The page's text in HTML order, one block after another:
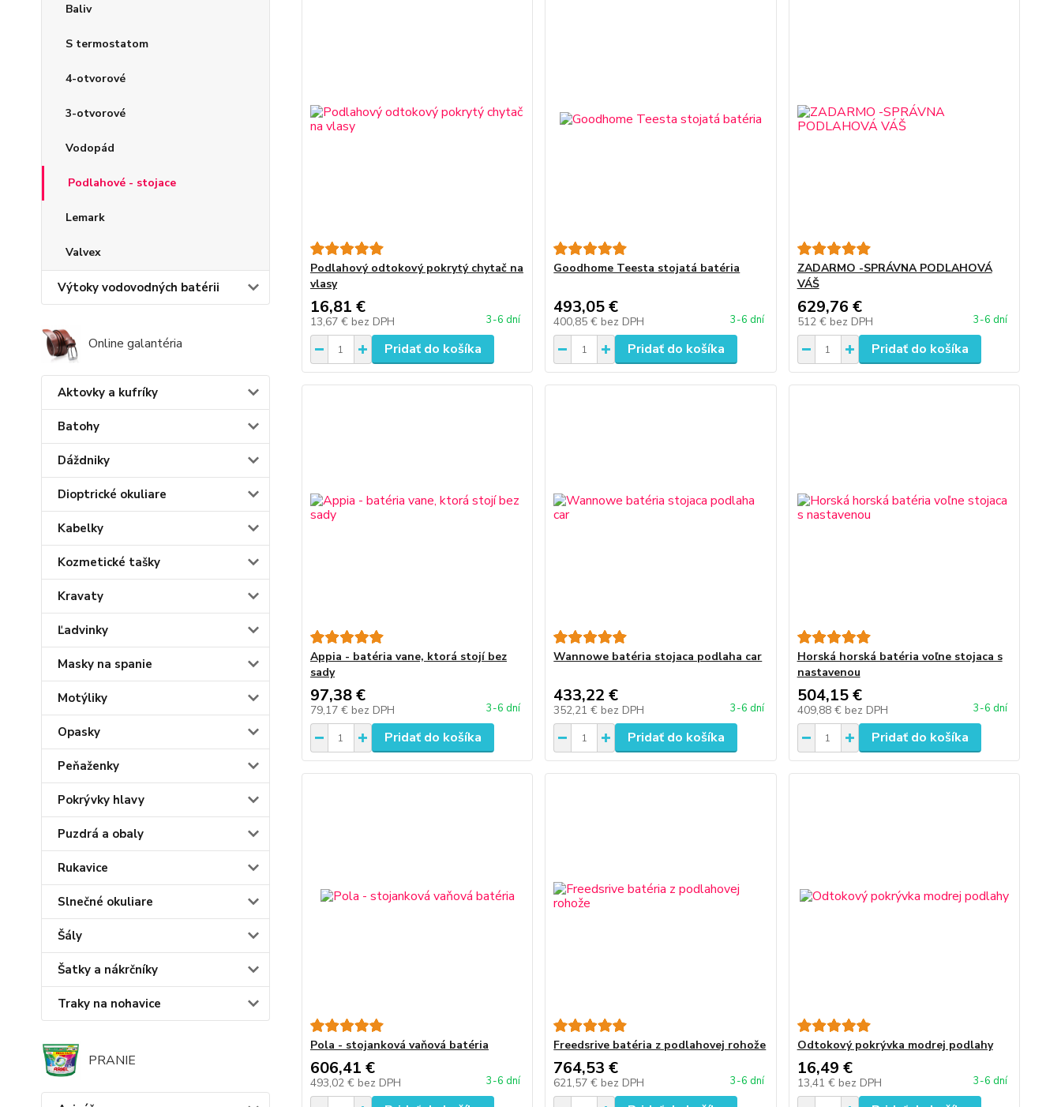
Baliv
S termostatom
4-otvorové
3-otvorové
Vodopád
Podlahové - stojace
Lemark
Valvex
Výtoky vodovodných batérii
Online galantéria
Aktovky a kufríky
Batohy
Dáždniky
Dioptrické okuliare
Kabelky
Kozmetické tašky
Kravaty
Ľadvinky
Masky na spanie
Motýliky
Opasky
Peňaženky
Pokrývky hlavy
Puzdrá a obaly
Rukavice
Slnečné okuliare
Šály
Šatky a nákrčníky
Traky na nohavice
PRANIE
Podlahový odtokový pokrytý chytač na
vlasy
16,81 €
13,67 € bez DPH 3-6 dní
Pridať do košíka
Goodhome Teesta stojatá batéria
493,05 €
400,85 € bez DPH 3-6 dní
Pridať do košíka
ZADARMO -SPRÁVNA PODLAHOVÁ
VÁŠ
629,76 €
512 € bez DPH 3-6 dní
Pridať do košíka
Appia - batéria vane, ktorá stojí bez
sady
97,38 €
79,17 € bez DPH 3-6 dní
Pridať do košíka
Wannowe batéria stojaca podlaha car
433,22 €
352,21 € bez DPH 3-6 dní
Pridať do košíka
Horská horská batéria voľne stojaca s
nastavenou
504,15 €
409,88 € bez DPH 3-6 dní
Pridať do košíka
Pola - stojanková vaňová batéria
606,41 €
493,02 € bez DPH 3-6 dní
Freedsrive batéria z podlahovej rohože
764,53 €
621,57 € bez DPH 3-6 dní
Odtokový pokrývka modrej podlahy
16,49 €
13,41 € bez DPH 3-6 dní